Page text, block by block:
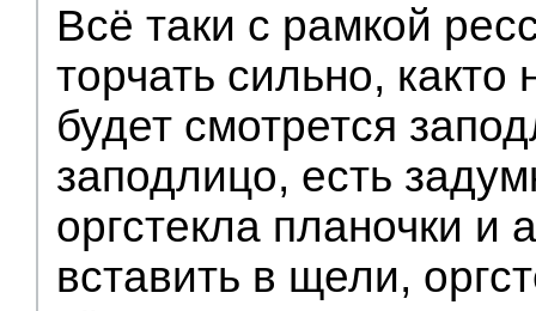
Всё таки с рамкой
торчать сильно,
будет смотрется
заподлицо, есть
оргстекла планочки и
вставить в щели,